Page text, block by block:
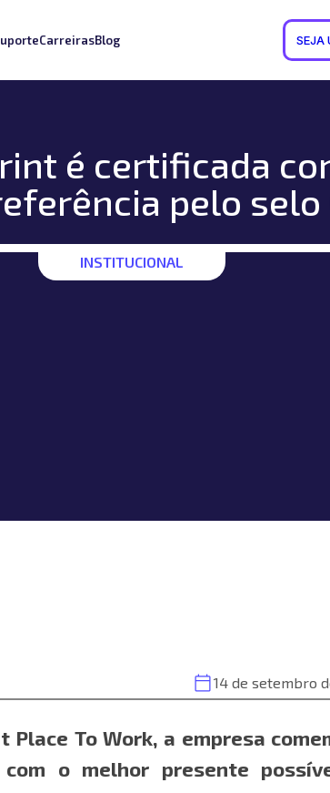
CarreirasBlog SEJA
é certificada
pelo selo
INSTITUCIONAL
14 de setembro
To Work, a empresa
o melhor presente